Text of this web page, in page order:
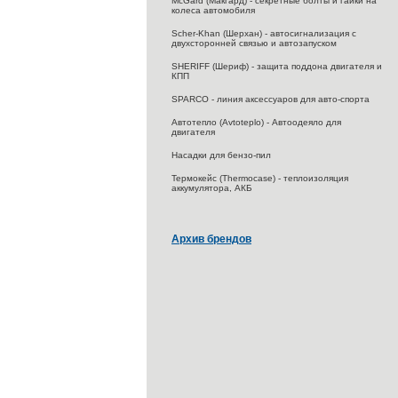
колеса автомобиля
Scher-Khan (Шерхан) - автосигнализация с
двухсторонней связью и автозапуском
SHERIFF (Шериф) - защита поддона двигателя и
КПП
SPARCO - линия аксессуаров для авто-спорта
Автотепло (Avtoteplo) - Автоодеяло для
двигателя
Насадки для бензо-пил
Термокейс (Thermocase) - теплоизоляция
аккумулятора, АКБ
Архив брендов